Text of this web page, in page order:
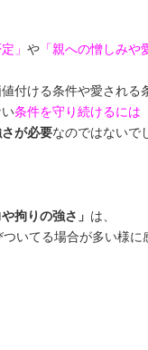
」 や 「親への憎しみや
付ける条件や愛される
条件を守り続けるには
が必要なのではないで
拘りの強さ」 は、
ついてる場合が多い様に